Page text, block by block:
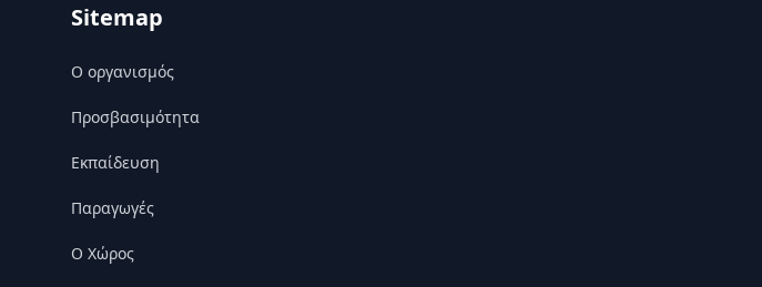
Sitemap
Ο οργανισμός
Προσβασιμότητα
Εκπαίδευση
Παραγωγές
Ο Χώρος